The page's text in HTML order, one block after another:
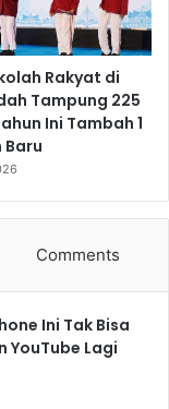
Rakyat di
Tampung 225
Ini Tambah 1
Baru
Comments
Ini Tak Bisa
YouTube Lagi